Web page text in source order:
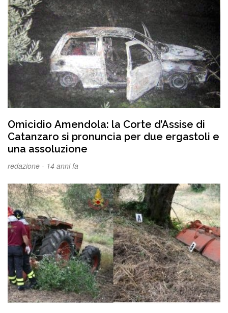
Omicidio Amendola: la Corte d’Assise di
Catanzaro si pronuncia per due ergastoli e
una assoluzione
redazione - 14 anni fa